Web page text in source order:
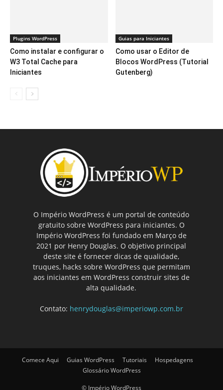
Plugins WordPress
Como instalar e configurar o
W3 Total Cache para
Iniciantes
Guias para Iniciantes
Como usar o Editor de
Blocos WordPress (Tutorial
Gutenberg)
O Império WordPress é um portal de conteúdo
gratuito sobre WordPress para iniciantes. O
Império WordPress foi fundado em Março de
2021 por Henry Douglas. O objetivo principal
deste site é fornecer dicas de qualidade,
truques, hacks sobre WordPress que permitam
aos iniciantes em WordPress construir sites de
alta qualidade.
Contato: henrydouglas@imperiowp.com.br
Comece Aqui Guias WordPress Tutoriais
Hospedagens
Glossário WordPress
© Império WordPress